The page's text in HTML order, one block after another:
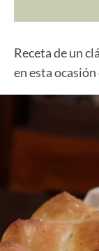
Receta de un
en esta